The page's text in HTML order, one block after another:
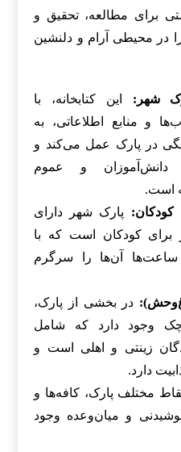
برای مطالعه، تحقیق و
در محیطی آرام و دلنشین
شهر: این کتابخانه، با
و منابع اطلاعاتی، به
در پارک عمل می‌کند و
دانش‌آموزان و عموم
است.
کودکان: پارک شهر دارای
برای کودکان است که با
ساعت‌ها آن‌ها را سرگرم
در بخشی از پارک،
وجود دارد که شامل
زینتی و اهلی است و
دارد.
مختلف پارک، کافه‌ها و
و میان‌وعده وجود